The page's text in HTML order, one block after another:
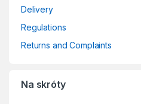
Delivery
Regulations
Returns and Complaints
Na skróty